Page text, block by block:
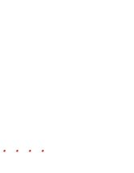
・・・